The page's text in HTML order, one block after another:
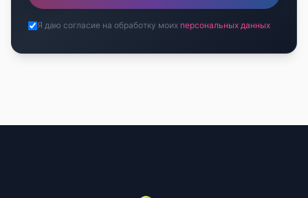
Я даю согласие на обработку моих персональных данных